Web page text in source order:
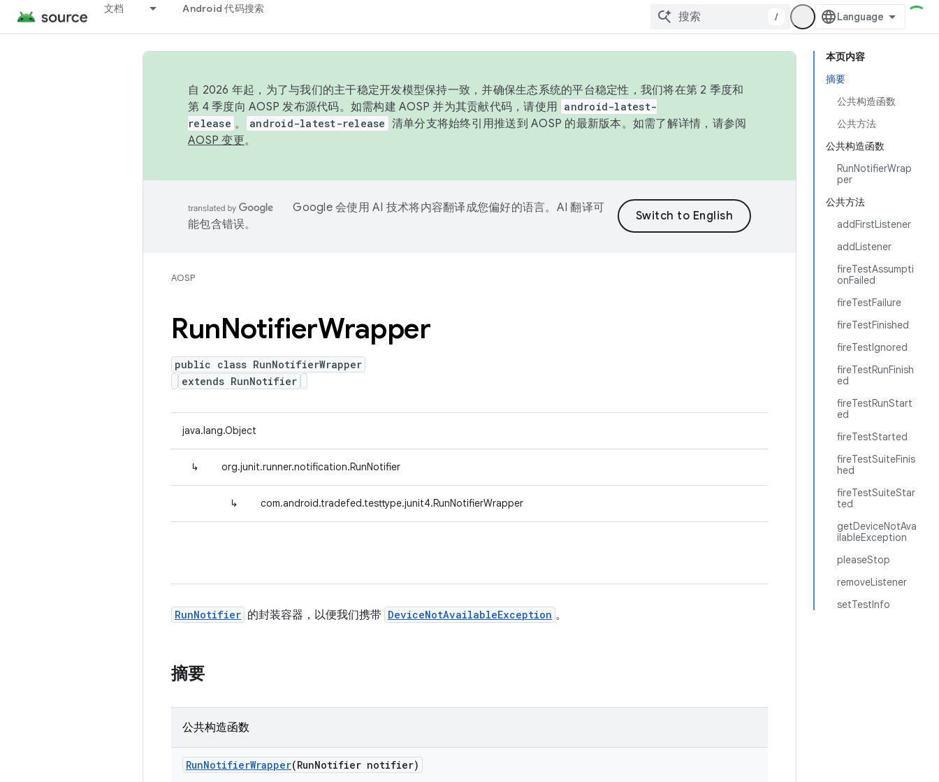
文档 Android 代码搜索
/
本页内容
摘要
公共构造函数
公共方法
公共构造函数
RunNotifierWrap
per
公共方法
addFirstListener
addListener
fireTestAssumpti
onFailed
fireTestFailure
fireTestFinished
fireTestIgnored
fireTestRunFinish
ed
fireTestRunStart
ed
fireTestStarted
fireTestSuiteFinis
hed
fireTestSuiteStar
ted
getDeviceNotAva
ilableException
pleaseStop
removeListener
setTestInfo
自 2026 年起，为了与我们的主干稳定开发模型保持一致，并确保生态系统的平台稳定性，我们将在第 2 季度和
第 4 季度向 AOSP 发布源代码。如需构建 AOSP 并为其贡献代码，请使用 android-latest-
release 。 android-latest-release 清单分支将始终引用推送到 AOSP 的最新版本。如需了解详情，请参阅
AOSP 变更。
Google 会使用 AI 技术将内容翻译成您偏好的语言。AI 翻译可
能包含错误。
AOSP
RunNotifierWrapper
public class RunNotifierWrapper
extends RunNotifier
java.lang.Object
↳ org.junit.runner.notification.RunNotifier
↳ com.android.tradefed.testtype.junit4.RunNotifierWrapper
RunNotifier 的封装容器，以便我们携带 DeviceNotAvailableException 。
摘要
公共构造函数
RunNotifierWrapper(RunNotifier notifier)